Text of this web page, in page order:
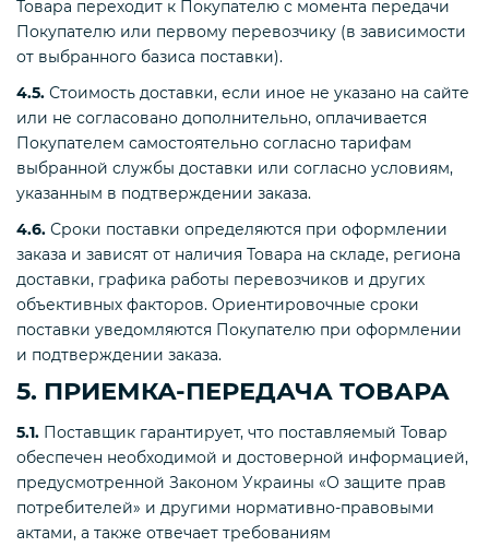
Товара переходит к Покупателю с момента передачи
Покупателю или первому перевозчику (в зависимости
от выбранного базиса поставки).
4.5. Стоимость доставки, если иное не указано на сайте
или не согласовано дополнительно, оплачивается
Покупателем самостоятельно согласно тарифам
выбранной службы доставки или согласно условиям,
указанным в подтверждении заказа.
4.6. Сроки поставки определяются при оформлении
заказа и зависят от наличия Товара на складе, региона
доставки, графика работы перевозчиков и других
объективных факторов. Ориентировочные сроки
поставки уведомляются Покупателю при оформлении
и подтверждении заказа.
5. ПРИЕМКА-ПЕРЕДАЧА ТОВАРА
5.1. Поставщик гарантирует, что поставляемый Товар
обеспечен необходимой и достоверной информацией,
предусмотренной Законом Украины «О защите прав
потребителей» и другими нормативно-правовыми
актами, а также отвечает требованиям